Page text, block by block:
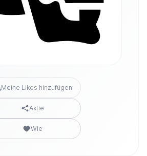
Meine Likes hinzufügen
Aktie
Wie